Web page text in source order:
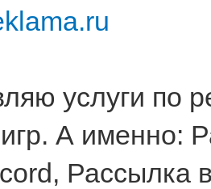
услуги по
А именно:
Рассылка